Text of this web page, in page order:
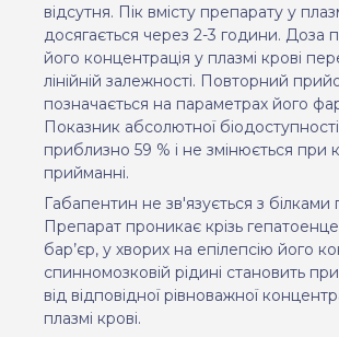
відсутня. Пік вмісту препарату у
досягається через 2-3 години. Доза
його концентрація у плазмі крові
лінійній залежності. Повторний
позначається на параметрах його
Показник абсолютної
приблизно 59 % і не змінюється при
прийманні.
Габапентин не зв'язується з білками
Препарат проникає крізь
бар’єр, у хворих на епілепсію його
спинномозковій рідині становить
від відповідної рівноважної
плазмі крові.